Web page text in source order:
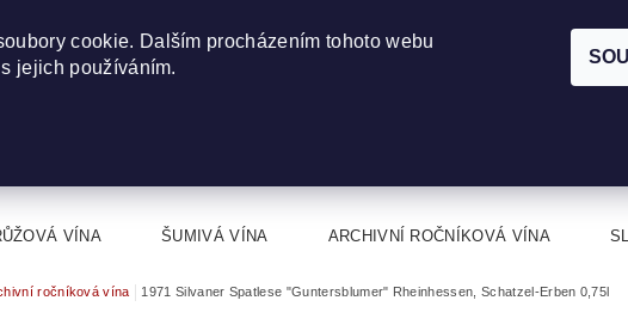
VÍNA ŠUMIVÁ VÍNA ARCHIVNÍ ROČNÍKOVÁ VÍNA
ročníková vína 1971 Silvaner Spatlese "Guntersblumer" Rheinhessen, Schatzel-Erben 0,75l
cookie. Dalším procházením tohoto webu
jejich používáním.